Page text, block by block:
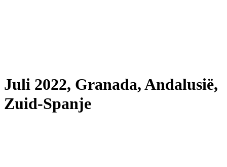
Juli 2022, Granada, Andalusië,
Zuid-Spanje